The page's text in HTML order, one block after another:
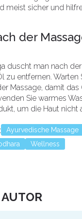
meist sicher und
der
duscht man nach
zu entfernen. Warten
Massage, damit das
Sie warmes
um die Haut nicht
Ayurvedische Massage
Wellness